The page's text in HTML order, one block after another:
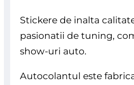
Stickere de inalta
pasionatii de tuning,
show-uri auto.
Autocolantul este